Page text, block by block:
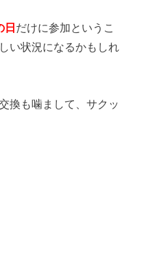
日だけに参加というこ
い状況になるかもしれ
換も噛まして、サクッ